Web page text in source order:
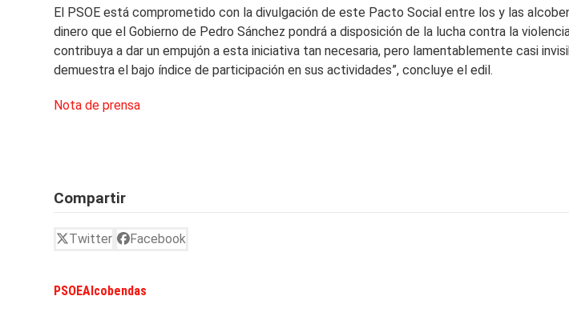
El PSOE está comprometido con la divulgación de este Pacto Social entre los y las
dinero que el Gobierno de Pedro Sánchez pondrá a disposición de la lucha contra la
contribuya a dar un empujón a esta iniciativa tan necesaria, pero lamentablemente casi
demuestra el bajo índice de participación en sus actividades”, concluye el edil.
Nota de prensa
Compartir
Twitter Facebook
PSOEAlcobendas